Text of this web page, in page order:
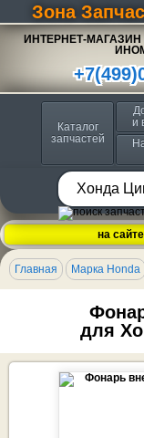
Зона
ИНТЕРНЕТ-
Каталог
запчастей
и
на
Главная Марка Honda
для